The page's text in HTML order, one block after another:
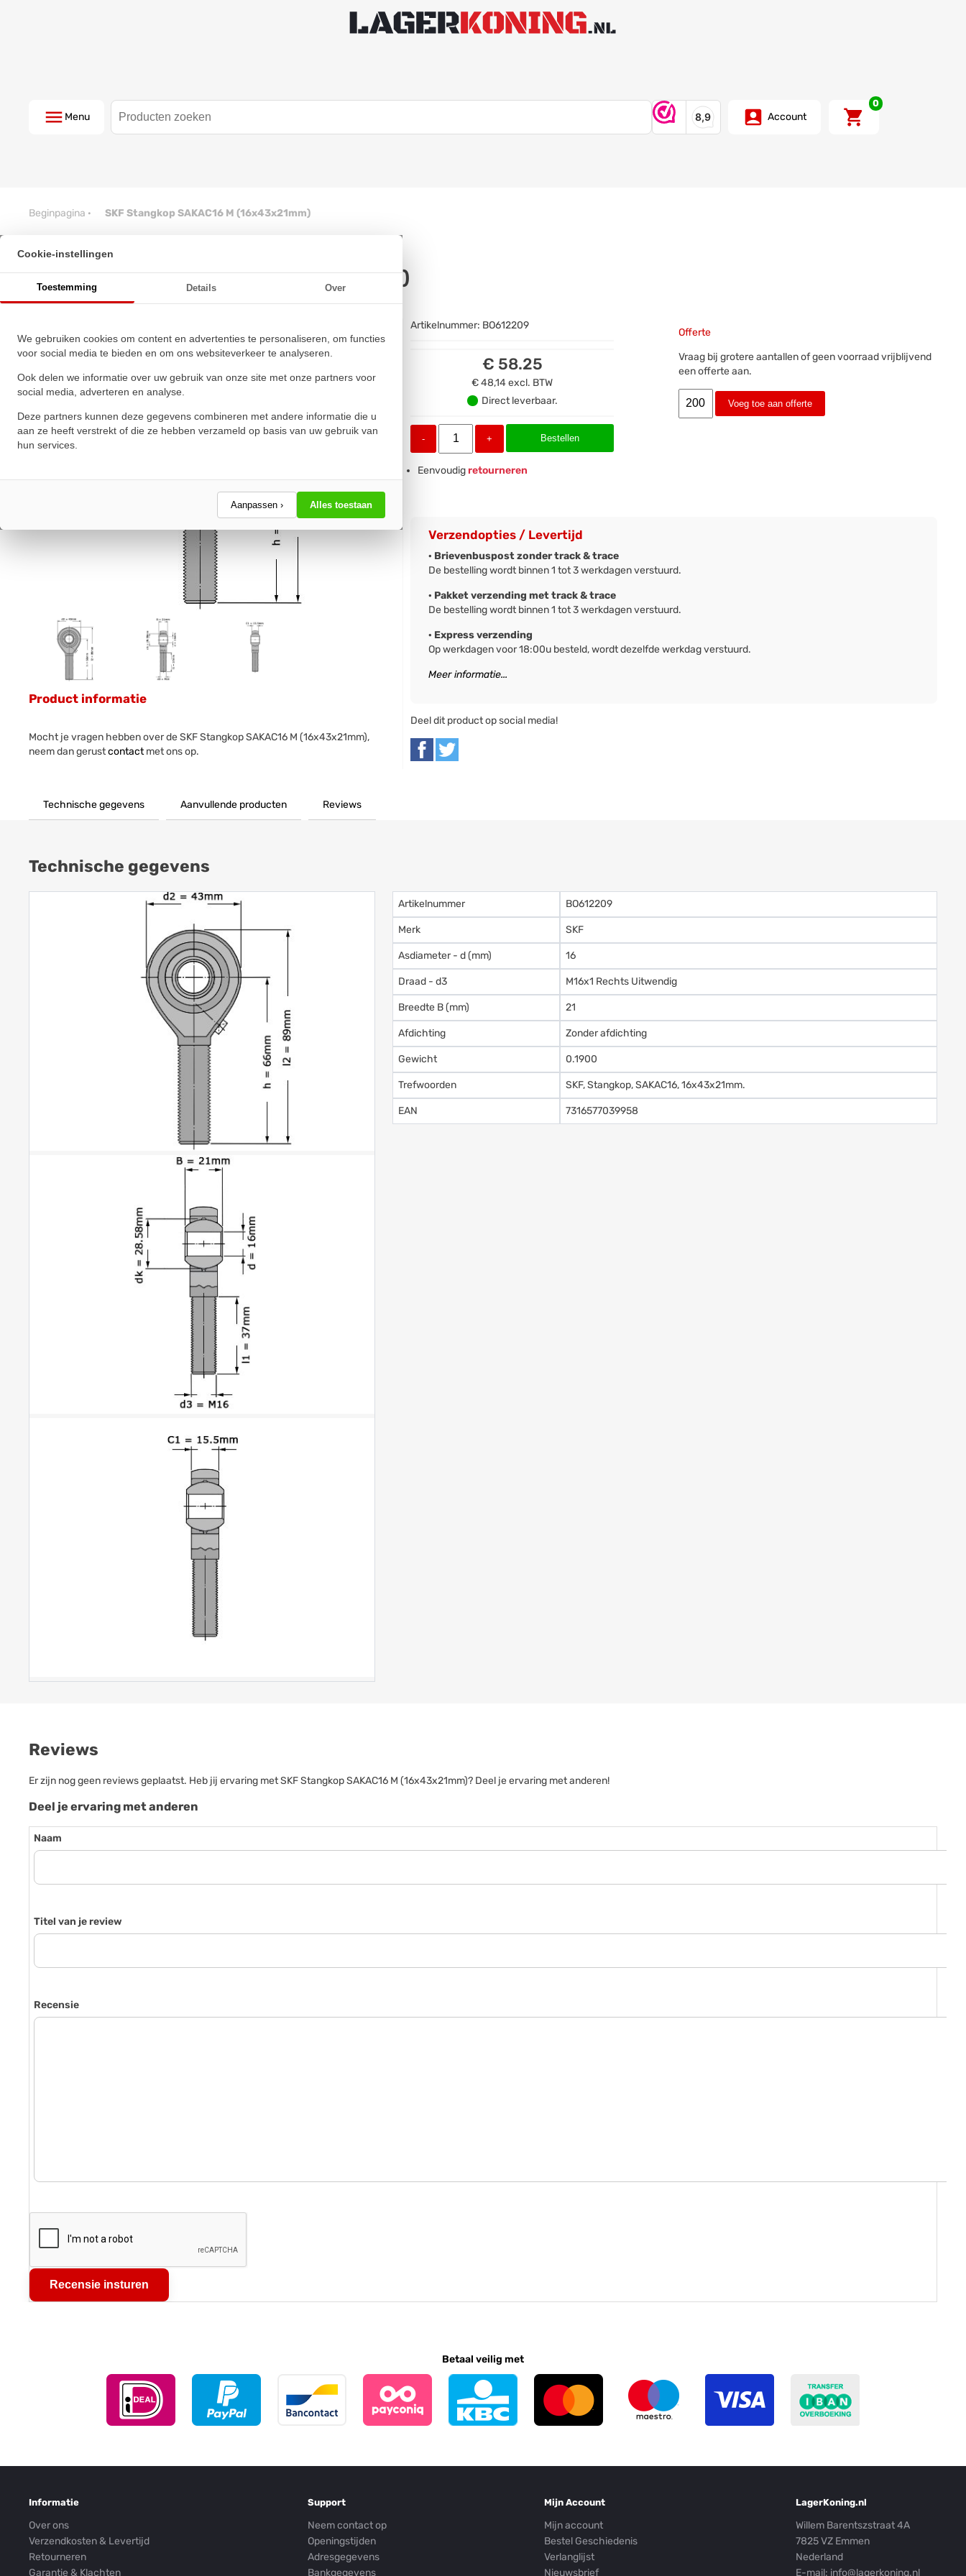
Menu Account
0
Beginpagina · SKF Stangkop SAKAC16 M (16x43x21mm)
Cookie-instellingen
Toestemming Details Over
We gebruiken cookies om content en advertenties te personaliseren, om functies
voor social media te bieden en om ons websiteverkeer te analyseren.
Ook delen we informatie over uw gebruik van onze site met onze partners voor
social media, adverteren en analyse.
Deze partners kunnen deze gegevens combineren met andere informatie die u
aan ze heeft verstrekt of die ze hebben verzameld op basis van uw gebruik van
hun services.
Aanpassen › Alles toestaan
SKF Stangkop SAKAC16 M (16x43x21mm)
★★★★★
★★★★★
Product informatie
Mocht je vragen hebben over de SKF Stangkop SAKAC16 M (16x43x21mm),
neem dan gerustcontactmet ons op.
Artikelnummer: BO612209
€ 58.25
€ 48,14 excl. BTW
Direct leverbaar.
- + Bestellen
Eenvoudigretourneren
Offerte
Vraag bij grotere aantallen of geen voorraad vrijblijvend
een offerte aan.
Voeg toe aan offerte
Verzendopties / Levertijd
· Brievenbuspost zonder track & trace
De bestelling wordt binnen 1 tot 3 werkdagen verstuurd.
· Pakket verzending met track & trace
De bestelling wordt binnen 1 tot 3 werkdagen verstuurd.
· Express verzending
Op werkdagen voor 18:00u besteld, wordt dezelfde werkdag verstuurd.
Meer informatie...
Deel dit product op social media!
Technische gegevens Aanvullende producten Reviews
Technische gegevens
Artikelnummer BO612209
Merk SKF
Asdiameter - d (mm) 16
Draad - d3 M16x1 Rechts Uitwendig
Breedte B (mm) 21
Afdichting Zonder afdichting
Gewicht 0.1900
Trefwoorden SKF, Stangkop, SAKAC16, 16x43x21mm.
EAN 7316577039958
Reviews
Er zijn nog geen reviews geplaatst. Heb jij ervaring met SKF Stangkop SAKAC16 M (16x43x21mm)? Deel je ervaring met anderen!
Deel je ervaring met anderen
Naam
Titel van je review
Recensie
Recensie insturen
Betaal veilig met
Informatie
Over ons
Verzendkosten & Levertijd
Retourneren
Garantie & Klachten
Support
Neem contact op
Openingstijden
Adresgegevens
Bankgegevens
Mijn Account
Mijn account
Bestel Geschiedenis
Verlanglijst
Nieuwsbrief
LagerKoning.nl
Willem Barentszstraat 4A
7825 VZ Emmen
Nederland
E-mail: info@lagerkoning.nl